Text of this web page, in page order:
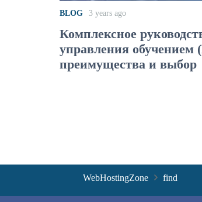
BLOG 3 years ago
Комплексное
управления обучением
преимущества и выбор
WebHostingZone find